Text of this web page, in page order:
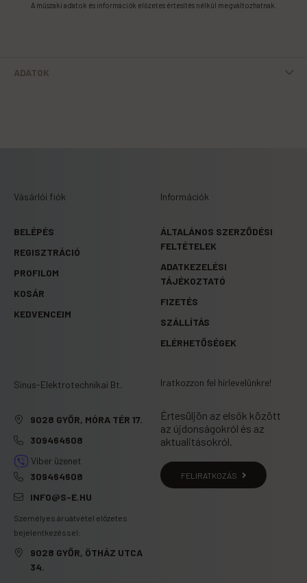
A műszaki adatok és információk előzetes értesítés nélkül megváltozhatnak.
ADATOK
Vásárlói fiók
BELÉPÉS
REGISZTRÁCIÓ
PROFILOM
KOSÁR
KEDVENCEIM
Információk
ÁLTALÁNOS SZERZŐDÉSI
FELTÉTELEK
ADATKEZELÉSI
TÁJÉKOZTATÓ
FIZETÉS
SZÁLLÍTÁS
ELÉRHETŐSÉGEK
Sinus-Elektrotechnikai Bt.
9028 GYŐR, MÓRA TÉR 17.
309464608
Viber üzenet
309464608
INFO@S-E.HU
Személyes áruátvétel előzetes
bejelentkezéssel:
9028 GYŐR, ÖTHÁZ UTCA
34.
Iratkozzon fel hírlevelünkre!
Értesüljön az elsők között
az újdonságokról és az
aktualitásokról.
FELIRATKOZÁS